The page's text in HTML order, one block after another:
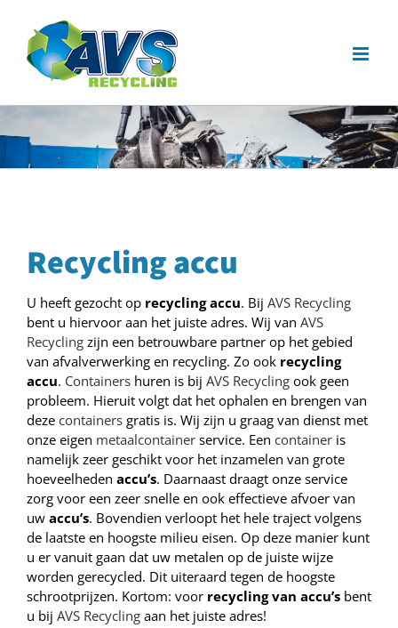
inhoud
Recycling accu
U heeft gezocht op recycling accu. Bij AVS Recycling
bent u hiervoor aan het juiste adres. Wij van AVS
Recycling zijn een betrouwbare partner op het gebied
van afvalverwerking en recycling. Zo ook recycling
accu. Containers huren is bij AVS Recycling ook geen
probleem. Hieruit volgt dat het ophalen en brengen van
deze containers gratis is. Wij zijn u graag van dienst met
onze eigen metaalcontainer service. Een container is
namelijk zeer geschikt voor het inzamelen van grote
hoeveelheden accu’s. Daarnaast draagt onze service
zorg voor een zeer snelle en ook effectieve afvoer van
uw accu’s. Bovendien verloopt het hele traject volgens
de laatste en hoogste milieu eisen. Op deze manier kunt
u er vanuit gaan dat uw metalen op de juiste wijze
worden gerecycled. Dit uiteraard tegen de hoogste
schrootprijzen. Kortom: voor recycling van accu’s bent
u bij AVS Recycling aan het juiste adres!